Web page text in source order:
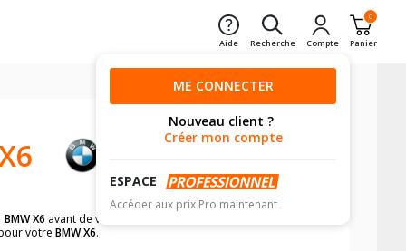
Aide Recherche Compte
0
Panier
ME CONNECTER
Nouveau client ?
Créer mon compte
ESPACE
Accéder aux prix Pro maintenant
BMW X6 avant de valider votre achat ?
votre BMW X6.